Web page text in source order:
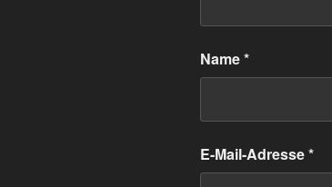
Name*
E-Mail-Adresse*